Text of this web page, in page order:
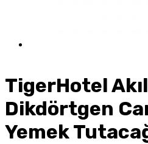
TigerHotel
Dikdörtgen
Yemek